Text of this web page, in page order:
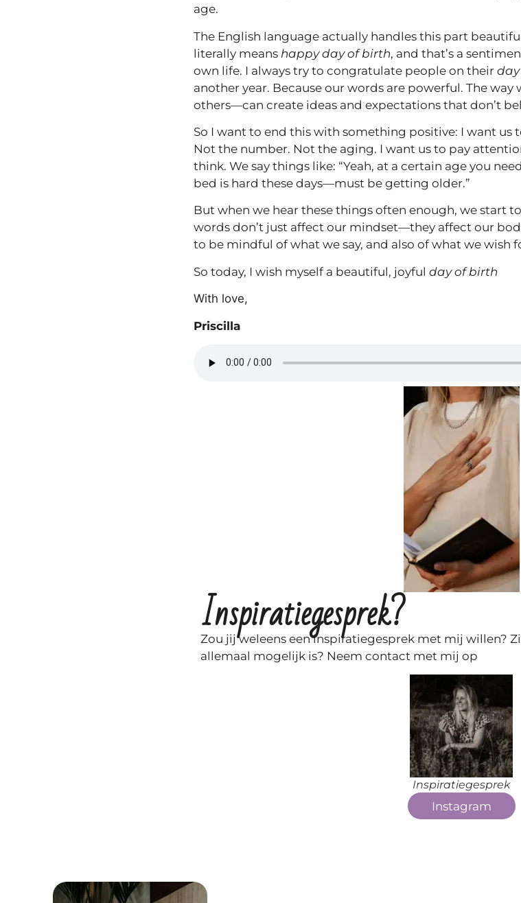
age.
The English language actually handles this part
literally means happy day of birth, and that’s a
own life. I always try to congratulate people on their
another year. Because our words are powerful. The
others—can create ideas and expectations that don’t
So I want to end this with something positive: I want us
Not the number. Not the aging. I want us to pay
think. We say things like: “Yeah, at a certain age you
bed is hard these days—must be getting older.”
But when we hear these things often enough, we start
words don’t just affect our mindset—they affect our
to be mindful of what we say, and also of what we wish
So today, I wish myself a beautiful, joyful day of birth
With love,
Priscilla
Inspiratiegesprek?
Zou jij weleens een inspiratiegesprek met mij willen?
allemaal mogelijk is? Neem contact met mij op
Inspiratiegesprek
Instagram